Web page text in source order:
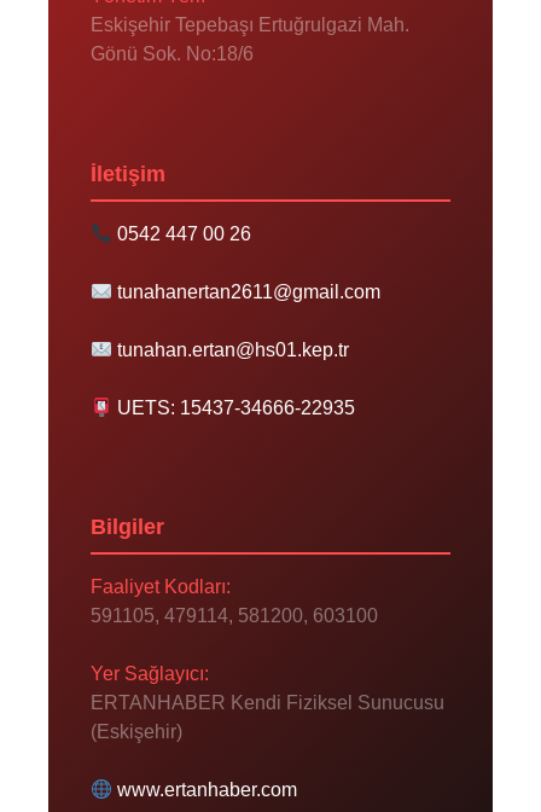
Eskişehir Tepebaşı Ertuğrulgazi Mah.
Gönü Sok. No:18/6
İletişim
0542 447 00 26
tunahanertan2611@gmail.com
tunahan.ertan@hs01.kep.tr
UETS: 15437-34666-22935
Bilgiler
Faaliyet Kodları:
591105, 479114, 581200, 603100
Yer Sağlayıcı:
ERTANHABER Kendi Fiziksel Sunucusu
(Eskişehir)
www.ertanhaber.com